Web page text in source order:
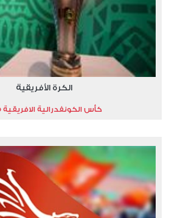
الكرة الأفريقية
كأس الكونفدرالية الافريقية 2025